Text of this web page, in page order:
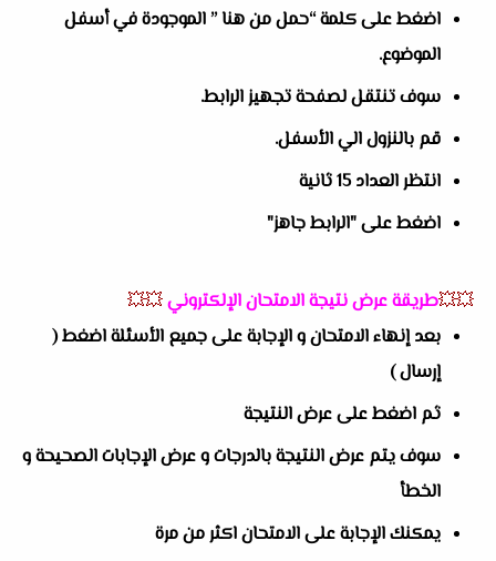
اضغط على كلمة “حمل من هنا ” الموجودة في أسفل
الموضوع.
سوف تنتقل لصفحة تجهيز الرابط.
قم بالنزول الي الأسفل.
انتظر العداد 15 ثانية
اضغط على "الرابط جاهز"
💥💥طريقة عرض نتيجة الامتحان الإلكتروني💥💥
بعد إنهاء الامتحان و الإجابة على جميع الأسئلة اضغط (
إرسال )
ثم اضغط على عرض النتيجة
سوف يتم عرض النتيجة بالدرجات و عرض الإجابات الصحيحة و
الخطأ
يمكنك الإجابة على الامتحان اكثر من مرة